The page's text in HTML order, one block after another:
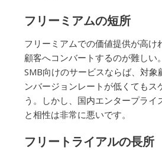
フリーミアムの短所
フリーミアムでの価値提供が高け
顧客へコンバートするのが難しい
SMB向けのサービスならば、対象
ンバージョンレートが低くてもス
う。しかし、国内エンタープライ
と相性は非常に悪いです。
フリートライアルの長所